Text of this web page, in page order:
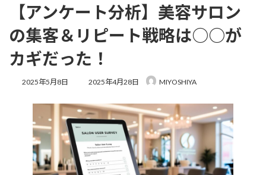
【アンケート分析】美容サロン
の集客＆リピート戦略は○○が
カギだった！
2025年5月8日
最
新
日
時
:
2025年4月28日 MIYOSHIYA